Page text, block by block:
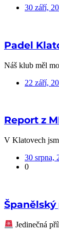
30 září,
Padel
Náš klub měl
22 září,
Report z
V Klatovech
30 srpna,
0
Jedinečná